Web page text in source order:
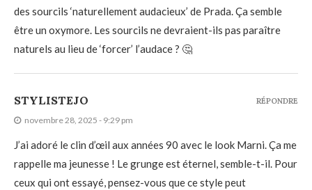
des sourcils ‘naturellement audacieux’ de Prada. Ça semble
être un oxymore. Les sourcils ne devraient-ils pas paraître
naturels au lieu de ‘forcer’ l’audace ? 🤔
STYLISTEJO
novembre 28, 2025 - 9:29 pm
J’ai adoré le clin d’œil aux années 90 avec le look Marni. Ça me
rappelle ma jeunesse ! Le grunge est éternel, semble-t-il. Pour
ceux qui ont essayé, pensez-vous que ce style peut
RÉPONDRE